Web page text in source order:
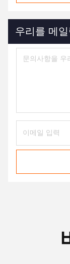
우리를 메